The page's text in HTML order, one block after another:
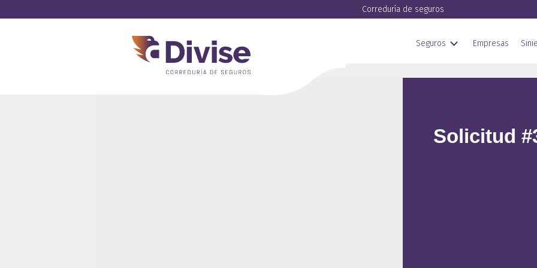
Correduría de seguros
Seguros Empresas
Solicitud